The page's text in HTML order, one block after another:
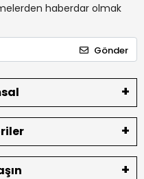
haberdar olmak
Gönder